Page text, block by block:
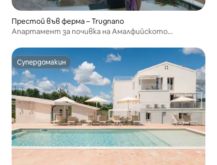
Престой във ферма – Trugnano
Апартамент за почивка на Амалфийското
Супердомакин
Супердомакин